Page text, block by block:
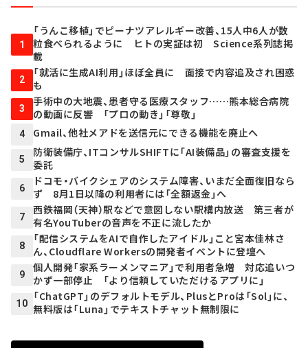
1
「うんこ移植」でピーナツアレルギー改善、15人中6人が数
粒食べられるように ヒトの実証は初 Science系列誌掲
載
2
「就活に生成AI利用」ほぼ全員に 面接で内容追及され困惑
も
3
手術中の大地震、患者守る医療スタッフ……熊本総合病院
の動画に反響 「プロの動き」「尊敬」
4 Gmail、他社メアドを送信元にできる機能を廃止へ
5
防衛装備庁、ITコンサルSHIFTに「AI装備品」の審査支援を
委託
6
ドコモ・バイクシェアのシステム障害、いまだ全面復旧なら
ず 8月1日以降の利用者には「全額返金」へ
7
西鉄福岡（天神）駅などで意図しない駅構内放送 第三者が
有名YouTuberの音声を不正に流したか
8
「配信システムをAIで自作したアイドル」こと宮本佳林さ
ん、Cloudflare Workersの開発者イベントに登壇へ
9
個人開発「家系ラーメンマニア」で利用者急増 対応追いつ
かず一部停止 「より信頼していただけるアプリに」
10
「ChatGPT」のデフォルトモデル、PlusとProは「Sol」に、
無料版は「Luna」でテキストチャット無制限に